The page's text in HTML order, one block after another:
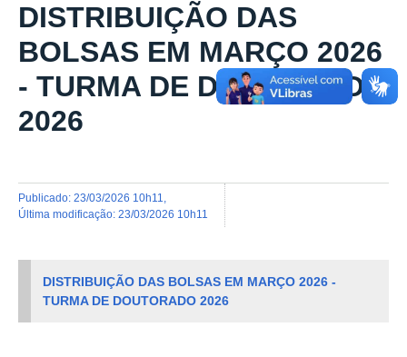
DISTRIBUIÇÃO DAS
BOLSAS EM MARÇO 2026
- TURMA DE DOUTORADO
2026
publicado: 23/03/2026 10h11
última modificação: 23/03/2026 10h11
DISTRIBUIÇÃO DAS BOLSAS EM MARÇO 2026 -
TURMA DE DOUTORADO 2026